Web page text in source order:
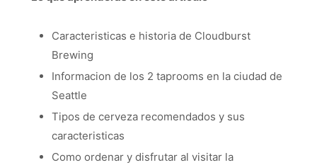
Caracteristicas e historia de Cloudburst
Brewing
Informacion de los 2 taprooms en la ciudad de
Seattle
Tipos de cerveza recomendados y sus
caracteristicas
Como ordenar y disfrutar al visitar la